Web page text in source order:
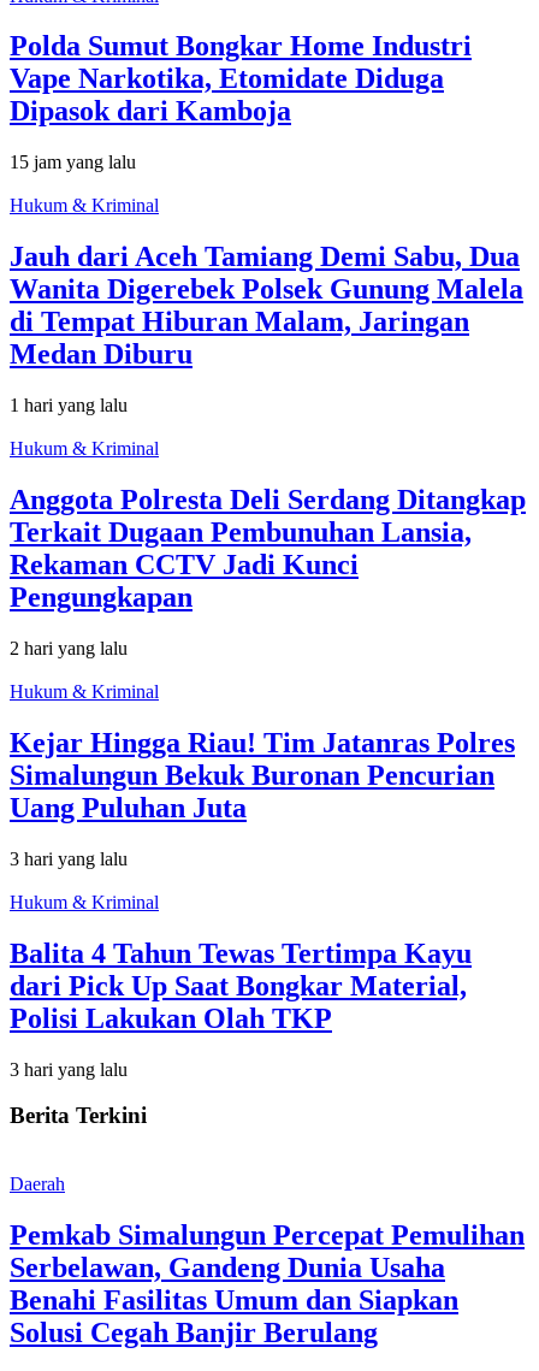
Polda Sumut Bongkar Home Industri
Vape Narkotika, Etomidate Diduga
Dipasok dari Kamboja
15 jam yang lalu
Hukum & Kriminal
Jauh dari Aceh Tamiang Demi Sabu, Dua
Wanita Digerebek Polsek Gunung Malela
di Tempat Hiburan Malam, Jaringan
Medan Diburu
1 hari yang lalu
Hukum & Kriminal
Anggota Polresta Deli Serdang Ditangkap
Terkait Dugaan Pembunuhan Lansia,
Rekaman CCTV Jadi Kunci
Pengungkapan
2 hari yang lalu
Hukum & Kriminal
Kejar Hingga Riau! Tim Jatanras Polres
Simalungun Bekuk Buronan Pencurian
Uang Puluhan Juta
3 hari yang lalu
Hukum & Kriminal
Balita 4 Tahun Tewas Tertimpa Kayu
dari Pick Up Saat Bongkar Material,
Polisi Lakukan Olah TKP
3 hari yang lalu
Berita Terkini
Daerah
Pemkab Simalungun Percepat Pemulihan
Serbelawan, Gandeng Dunia Usaha
Benahi Fasilitas Umum dan Siapkan
Solusi Cegah Banjir Berulang